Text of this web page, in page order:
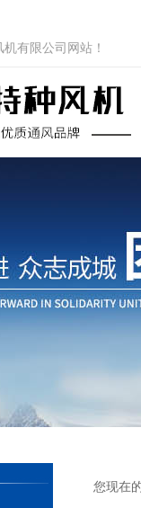
有限公司网站！
您现在